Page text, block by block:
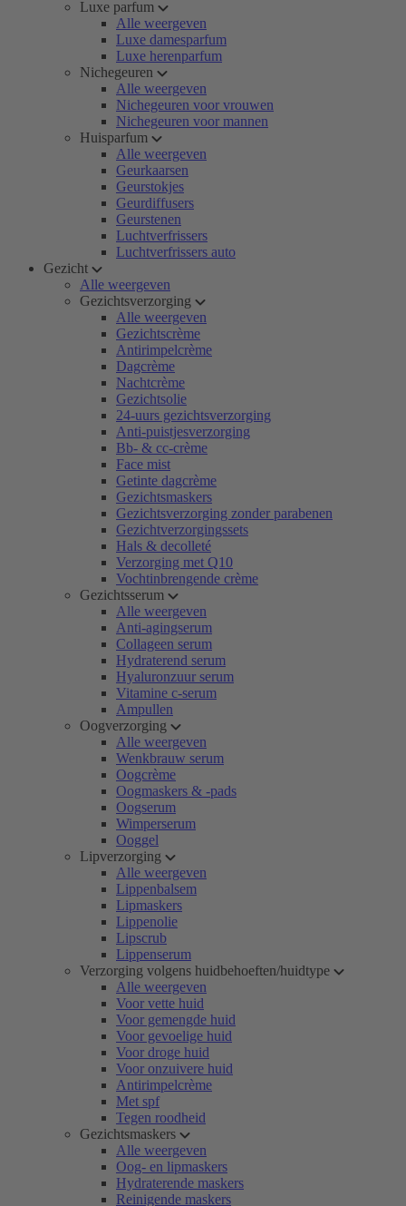
Luxe parfum
Alle weergeven
Luxe damesparfum
Luxe herenparfum
Nichegeuren
Alle weergeven
Nichegeuren voor vrouwen
Nichegeuren voor mannen
Huisparfum
Alle weergeven
Geurkaarsen
Geurstokjes
Geurdiffusers
Geurstenen
Luchtverfrissers
Luchtverfrissers auto
Gezicht
Alle weergeven
Gezichtsverzorging
Alle weergeven
Gezichtscrème
Antirimpelcrème
Dagcrème
Nachtcrème
Gezichtsolie
24-uurs gezichtsverzorging
Anti-puistjesverzorging
Bb- & cc-crème
Face mist
Getinte dagcrème
Gezichtsmaskers
Gezichtsverzorging zonder parabenen
Gezichtverzorgingssets
Hals & decolleté
Verzorging met Q10
Vochtinbrengende crème
Gezichtsserum
Alle weergeven
Anti-agingserum
Collageen serum
Hydraterend serum
Hyaluronzuur serum
Vitamine c-serum
Ampullen
Oogverzorging
Alle weergeven
Wenkbrauw serum
Oogcrème
Oogmaskers & -pads
Oogserum
Wimperserum
Ooggel
Lipverzorging
Alle weergeven
Lippenbalsem
Lipmaskers
Lippenolie
Lipscrub
Lippenserum
Verzorging volgens huidbehoeften/huidtype
Alle weergeven
Voor vette huid
Voor gemengde huid
Voor gevoelige huid
Voor droge huid
Voor onzuivere huid
Antirimpelcrème
Met spf
Tegen roodheid
Gezichtsmaskers
Alle weergeven
Oog- en lipmaskers
Hydraterende maskers
Reinigende maskers